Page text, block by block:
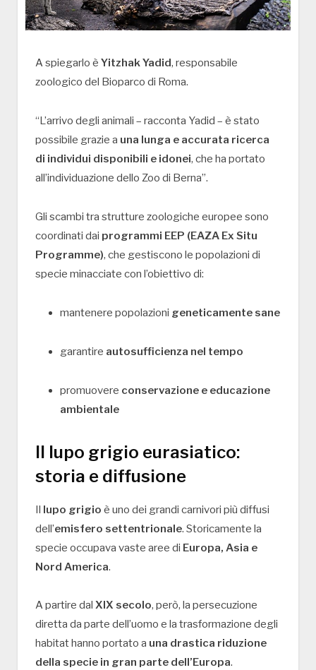
A spiegarlo è Yitzhak Yadid, responsabile
zoologico del Bioparco di Roma.
“L’arrivo degli animali – racconta Yadid – è stato
possibile grazie a una lunga e accurata ricerca
di individui disponibili e idonei, che ha portato
all’individuazione dello Zoo di Berna”.
Gli scambi tra strutture zoologiche europee sono
coordinati dai programmi EEP (EAZA Ex Situ
Programme), che gestiscono le popolazioni di
specie minacciate con l’obiettivo di:
mantenere popolazioni geneticamente sane
garantire autosufficienza nel tempo
promuovere conservazione e educazione
ambientale
Il lupo grigio eurasiatico:
storia e diffusione
Il lupo grigio è uno dei grandi carnivori più diffusi
dell’emisfero settentrionale. Storicamente la
specie occupava vaste aree di Europa, Asia e
Nord America.
A partire dal XIX secolo, però, la persecuzione
diretta da parte dell’uomo e la trasformazione degli
habitat hanno portato a una drastica riduzione
della specie in gran parte dell’Europa.